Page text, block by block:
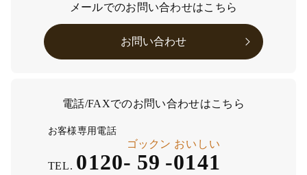
メールでのお問い合わせはこちら
お問い合わせ
電話/FAXでのお問い合わせはこちら
お客様専用電話
TEL. 0120- 59
ゴックン
-0141
おいしい